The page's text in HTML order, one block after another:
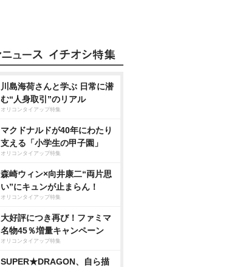
川島海荷さんと学ぶ 日常に潜
む“人身取引”のリアル
オリコンタイアップ特集
マクドナルドが40年にわたり
支える「小学生の甲子園」
オリコンタイアップ特集
森崎ウィン×向井康二“両片思
い”にキュンが止まらん！
オリコンタイアップ特集
大好評につき再び！ファミマ
名物45％増量キャンペーン
オリコンタイアップ特集
SUPER★DRAGON、自ら描